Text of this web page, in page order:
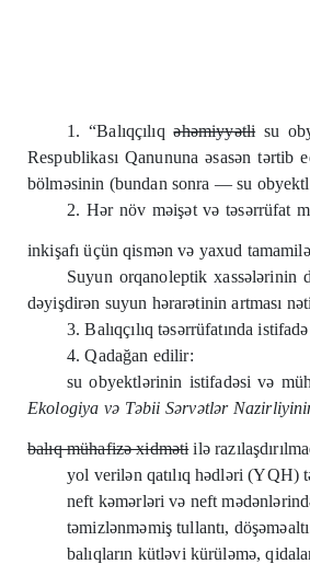
1. “Balıqçılıqəhəmiyyətlisu
Respublikası Qanununa əsasən tərtib
bölməsinin (bundan sonra — su
2. Hər növ məişət və təsərrüfat
inkişafı üçün qismən və yaxud
Suyun orqanoleptik xassələrinin
dəyişdirən suyun hərarətinin artması
3. Balıqçılıq təsərrüfatında
4. Qadağan edilir:
su obyektlərinin istifadəsi və
Ekologiya və Təbii Sərvətlər
balıq mühafizə xidmətiilə
yol verilən qatılıq hədləri (YQH)
neft kəmərləri və neft
təmizlənməmiş tullantı,
balıqların kütləvi kürüləmə,